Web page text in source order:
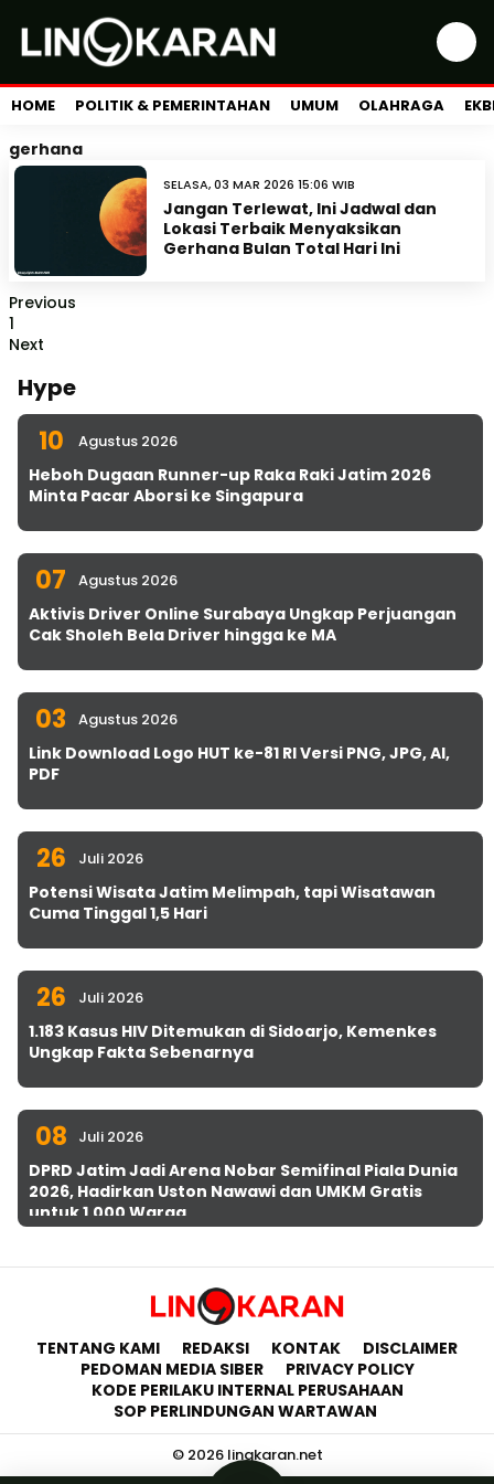
HOME POLITIK & PEMERINTAHAN UMUM OLAHRAGA
gerhana
SELASA, 03 MAR 2026 15:06 WIB
Jangan Terlewat, Ini Jadwal dan
Lokasi Terbaik Menyaksikan
Gerhana Bulan Total Hari Ini
Previous
1
Next
Hype
10 Agustus 2026
Heboh Dugaan Runner-up Raka Raki Jatim 2026
Minta Pacar Aborsi ke Singapura
07 Agustus 2026
Aktivis Driver Online Surabaya Ungkap Perjuangan
Cak Sholeh Bela Driver hingga ke MA
03 Agustus 2026
Link Download Logo HUT ke-81 RI Versi PNG, JPG, AI,
PDF
26 Juli 2026
Potensi Wisata Jatim Melimpah, tapi Wisatawan
Cuma Tinggal 1,5 Hari
26 Juli 2026
1.183 Kasus HIV Ditemukan di Sidoarjo, Kemenkes
Ungkap Fakta Sebenarnya
08 Juli 2026
DPRD Jatim Jadi Arena Nobar Semifinal Piala Dunia
2026, Hadirkan Uston Nawawi dan UMKM Gratis
untuk 1.000 Warga
TENTANG KAMI REDAKSI KONTAK
DISCLAIMER
PEDOMAN MEDIA SIBER
PRIVACY POLICY
KODE PERILAKU INTERNAL PERUSAHAAN
SOP PERLINDUNGAN WARTAWAN
© 2026 lingkaran.net